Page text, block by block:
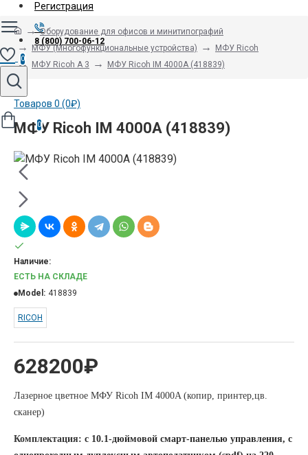
Регистрация
8 (800) 700-06-12
0
Товаров 0 (0₽)
0
Оборудование для офисов и минитипографий
МФУ (Многофункциональные устройства)
МФУ Ricoh
МФУ Ricoh A 3
МФУ Ricoh IM 4000A (418839)
МФУ Ricoh IM 4000A (418839)
628200₽
Наличие:
ЕСТЬ НА СКЛАДЕ
Model: 418839
RICOH
Лазерное цветное МФУ Ricoh IM 4000A (копир, принтер,цв.
сканер)
Комплектация: с 10.1-дюймовой смарт-панелью управления, с